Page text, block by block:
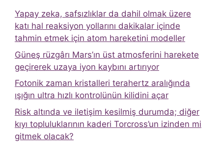
Yapay zeka, safsızlıklar da dahil olmak üzere
katı hal reaksiyon yollarını dakikalar içinde
tahmin etmek için atom hareketini modeller
Güneş rüzgârı Mars’ın üst atmosferini harekete
geçirerek uzaya iyon kaybını artırıyor
Fotonik zaman kristalleri terahertz aralığında
ışığın ultra hızlı kontrolünün kilidini açar
Risk altında ve iletişim kesilmiş durumda; diğer
kıyı topluluklarının kaderi Torcross’un izinden mi
gitmek olacak?